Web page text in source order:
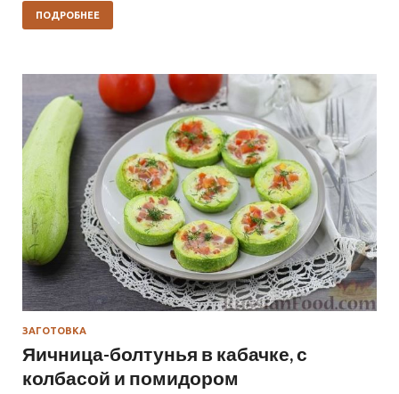
ПОДРОБНЕЕ
ЗАГОТОВКА
Яичница-болтунья в кабачке, с
колбасой и помидором